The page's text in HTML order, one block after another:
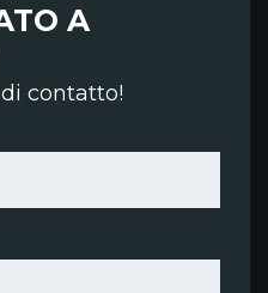
A
contatto!